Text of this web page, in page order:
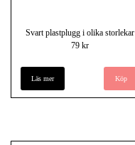
Svart plastplugg i olika storlekar
79 kr
Läs mer Köp